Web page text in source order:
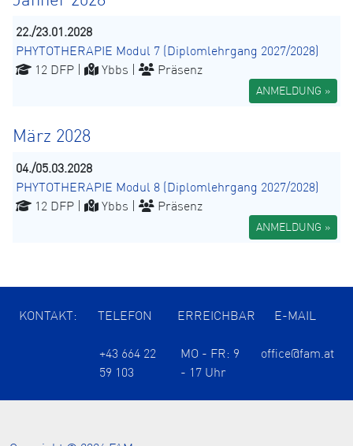
22./23.01.2028
PHYTOTHERAPIE Modul 7 (Diplomlehrgang 2027/2028)
12 DFP |
Ybbs | Präsenz
ANMELDUNG »
März 2028
04./05.03.2028
PHYTOTHERAPIE Modul 8 (Diplomlehrgang 2027/2028)
12 DFP |
Ybbs | Präsenz
ANMELDUNG »
KONTAKT: TELEFON ERREICHBAR E-MAIL
+43 664 22
59 103
MO - FR: 9
- 17 Uhr
office@fam.at